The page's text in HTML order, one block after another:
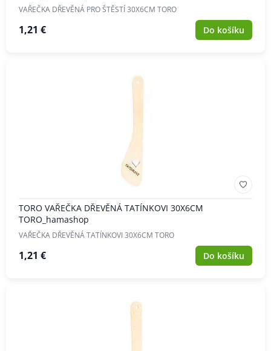
VAŘEČKA DŘEVĚNÁ PRO ŠTĚSTÍ 30X6CM TORO
1,21 € Do košíku
TORO VAŘEČKA DŘEVĚNÁ TATÍNKOVI 30X6CM
TORO_hamashop
VAŘEČKA DŘEVĚNÁ TATÍNKOVI 30X6CM TORO
1,21 € Do košíku